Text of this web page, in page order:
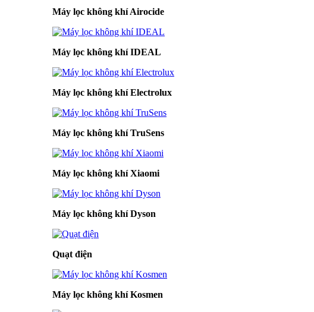
Máy lọc không khí Airocide
Máy lọc không khí IDEAL
Máy lọc không khí Electrolux
Máy lọc không khí TruSens
Máy lọc không khí Xiaomi
Máy lọc không khí Dyson
Quạt điện
Máy lọc không khí Kosmen